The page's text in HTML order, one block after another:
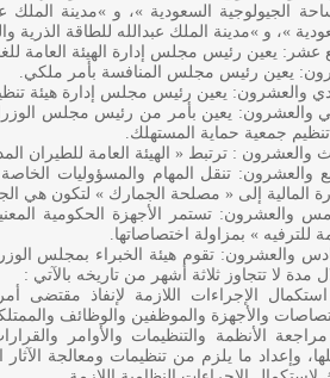
الجيولوجية السعودية »، و »مدينة الملك
»، و »مدينة الملك عبدالله للطاقة الذرية
عشر: يعين رئيس مجلس إدارة الهيئة العامة
يعين رئيس مجلس المنافسة بأمر ملكي.
والعشرون: يعين رئيس مجلس إدارة هيئة
والعشرون: يعين بأمر من رئيس مجلس
جمعية حماية المستهلك.
والعشرون : ترتبط « الهيئة العامة للطيران
والعشرون: تنقل المهام والمسؤوليات الخاصة
المالية إلى « مصلحة الجمارك » لتكون هي
والعشرون: تستمر الأجهزة الحكومية
للترفيه » بمزاولة اختصاصاتها.
والعشرون: تقوم هيئة الخبراء بمجلس
مدة لا تتجاوز ثلاثة أشهر من تاريخه بالآتي :
استكمال الإجراءات اللازمة لإنفاذ
والأجهزة والموظفين والوظائف
مراجعة الأنظمة والتنظيمات والأوامر
وإعداد ما يلزم من تنظيمات ومعالجة